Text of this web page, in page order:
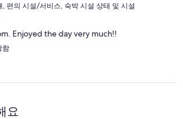
, 편의 시설/서비스, 숙박 시설 상태 및 시설
Enjoyed the day very much!!
함
요